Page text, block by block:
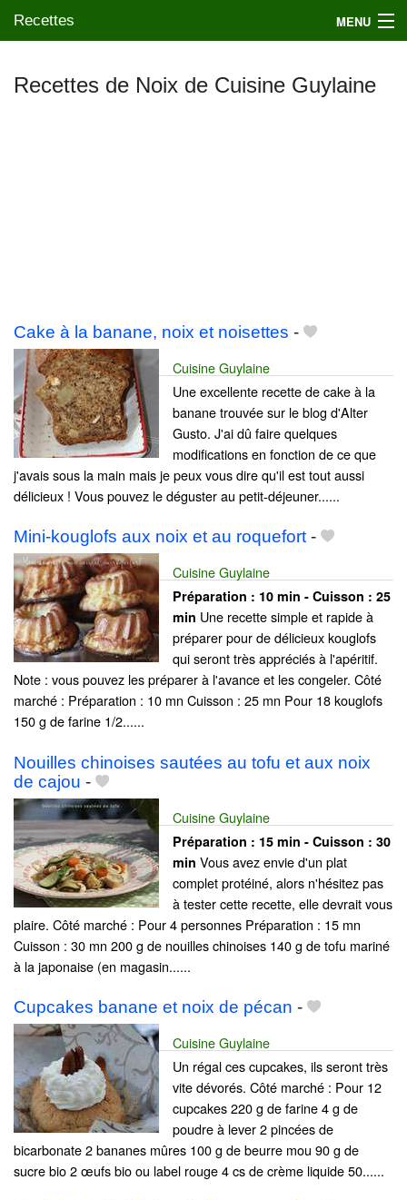
Recettes MENU
Recettes de Noix de Cuisine Guylaine
Cake à la banane, noix et noisettes -
Cuisine Guylaine
Une excellente recette de cake à la
banane trouvée sur le blog d'Alter
Gusto. J'ai dû faire quelques
modifications en fonction de ce que
j'avais sous la main mais je peux vous dire qu'il est tout aussi
délicieux ! Vous pouvez le déguster au petit-déjeuner......
Mini-kouglofs aux noix et au roquefort-
Cuisine Guylaine
Préparation : 10 min - Cuisson : 25
min Une recette simple et rapide à
préparer pour de délicieux kouglofs
qui seront très appréciés à l'apéritif.
Note : vous pouvez les préparer à l'avance et les congeler. Côté
marché : Préparation : 10 mn Cuisson : 25 mn Pour 18 kouglofs
150 g de farine 1/2......
Nouilles chinoises sautées au tofu et aux noix
de cajou -
Cuisine Guylaine
Préparation : 15 min - Cuisson : 30
min Vous avez envie d'un plat
complet protéiné, alors n'hésitez pas
à tester cette recette, elle devrait vous
plaire. Côté marché : Pour 4 personnes Préparation : 15 mn
Cuisson : 30 mn 200 g de nouilles chinoises 140 g de tofu mariné
à la japonaise (en magasin......
Cupcakes banane et noix de pécan -
Cuisine Guylaine
Un régal ces cupcakes, ils seront très
vite dévorés. Côté marché : Pour 12
cupcakes 220 g de farine 4 g de
poudre à lever 2 pincées de
bicarbonate 2 bananes mûres 100 g de beurre mou 90 g de
sucre bio 2 œufs bio ou label rouge 4 cs de crème liquide 50......